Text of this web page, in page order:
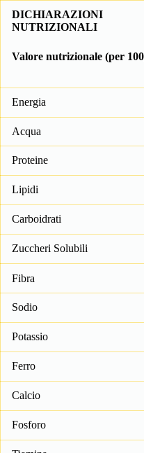
DICHIARAZIONI
NUTRIZIONALI
Valore nutrizionale (per
Energia
Acqua
Proteine
Lipidi
Carboidrati
Zuccheri Solubili
Fibra
Sodio
Potassio
Ferro
Calcio
Fosforo